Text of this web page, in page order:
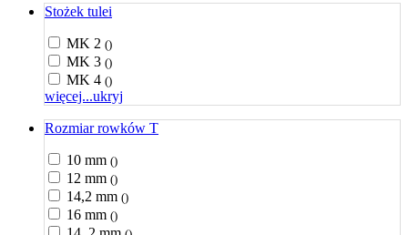
Stożek tulei
MK 2 ()
MK 3 ()
MK 4 ()
więcej...ukryj
Rozmiar rowków T
10 mm ()
12 mm ()
14,2 mm ()
16 mm ()